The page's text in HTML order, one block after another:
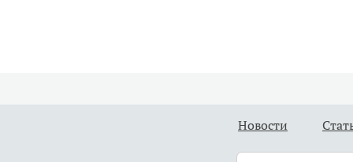
Новости